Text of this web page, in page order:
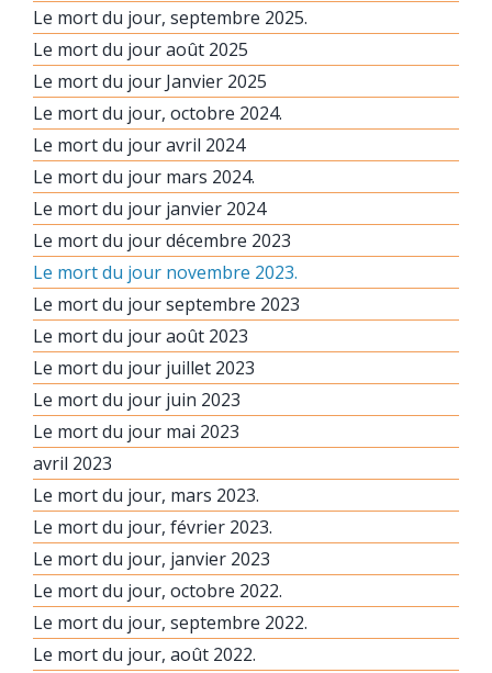
Le mort du jour, septembre 2025.
Le mort du jour août 2025
Le mort du jour Janvier 2025
Le mort du jour, octobre 2024.
Le mort du jour avril 2024
Le mort du jour mars 2024.
Le mort du jour janvier 2024
Le mort du jour décembre 2023
Le mort du jour novembre 2023.
Le mort du jour septembre 2023
Le mort du jour août 2023
Le mort du jour juillet 2023
Le mort du jour juin 2023
Le mort du jour mai 2023
avril 2023
Le mort du jour, mars 2023.
Le mort du jour, février 2023.
Le mort du jour, janvier 2023
Le mort du jour, octobre 2022.
Le mort du jour, septembre 2022.
Le mort du jour, août 2022.